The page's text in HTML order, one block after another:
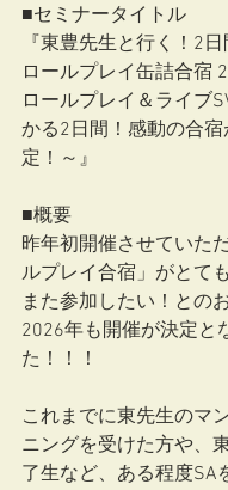
■セミナータイトル
『東豊先生と行く！2
ロールプレイ缶詰合宿
ロールプレイ＆ライブ
かる2日間！感動の合
定！～』
■概要
昨年初開催させていた
ルプレイ合宿」がとて
また参加したい！との
2026年も開催が決定と
た！！！
これまでに東先生のマ
ニングを受けた方や、
了生など、ある程度SA